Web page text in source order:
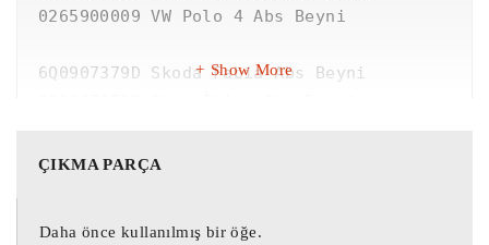
0265900009 VW Polo 4 Abs Beyni
6Q0907379D Skoda Fabia Abs Beyni
6Q0907379D VW Polo 4 Abs Beyni
Show More
ÇIKMA PARÇA
Daha önce kullanılmış bir öğe.